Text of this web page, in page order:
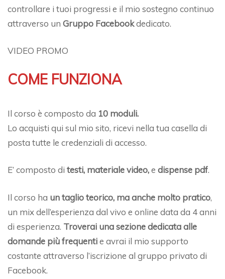
controllare i tuoi progressi e il mio sostegno continuo
attraverso un Gruppo Facebookdedicato.
VIDEO PROMO
COME FUNZIONA
Il corso è composto da 10 moduli.
Lo acquisti qui sul mio sito, ricevi nella tua casella di
posta tutte le credenziali di accesso.
E’ composto di testi, materiale video,e dispense pdf.
Il corso ha un taglio teorico, ma anche molto pratico,
un mix dell’esperienza dal vivo e online data da 4 anni
di esperienza. Troverai una sezione dedicata alle
domande più frequentie avrai il mio supporto
costante attraverso l’iscrizione al gruppo privato di
Facebook.